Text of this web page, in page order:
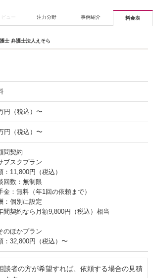
ビュー 注力分野 事例紹介 料金表
士 弁護士法人えそら
円（税込）〜
円（税込）〜
問契約
ブスクプラン
：11,800円（税込）
回数：無制限
金：無料（年1回の依頼まで）
：個別に設定
間契約なら月額9,800円（税込）相当
のほかプラン
：32,800円（税込）〜
談者の方が希望すれば、依頼する場合の見積